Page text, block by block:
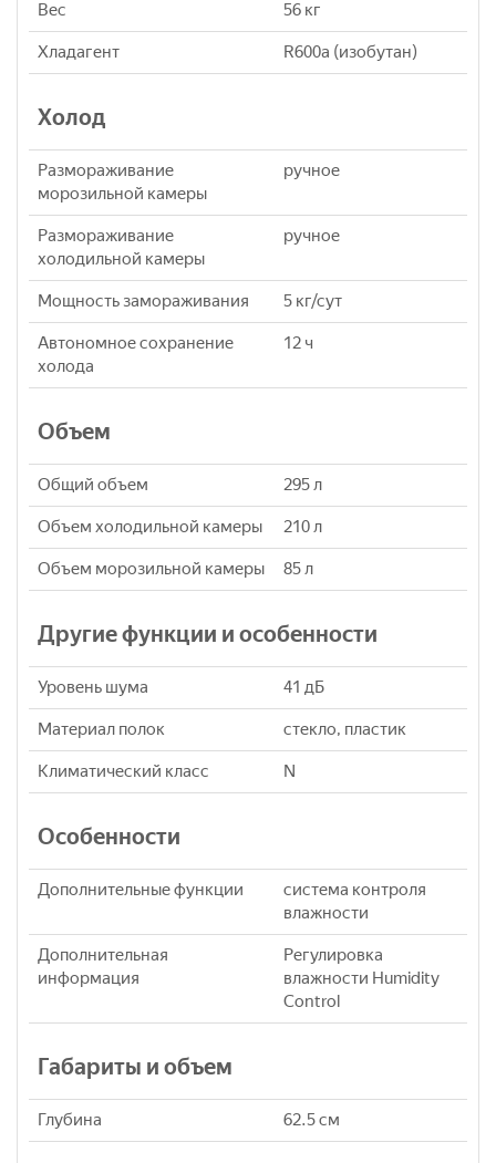
Вес 56 кг
Хладагент R600a (изобутан)
Холод
Размораживание
морозильной камеры
ручное
Размораживание
холодильной камеры
ручное
Мощность замораживания 5 кг/сут
Автономное сохранение
холода
12 ч
Объем
Общий объем 295 л
Объем холодильной камеры 210 л
Объем морозильной камеры 85 л
Другие функции и особенности
Уровень шума 41 дБ
Материал полок стекло, пластик
Климатический класс N
Особенности
Дополнительные функции
система контроля
влажности
Дополнительная
информация
Регулировка
влажности Humidity
Control
Габариты и объем
Глубина 62.5 см